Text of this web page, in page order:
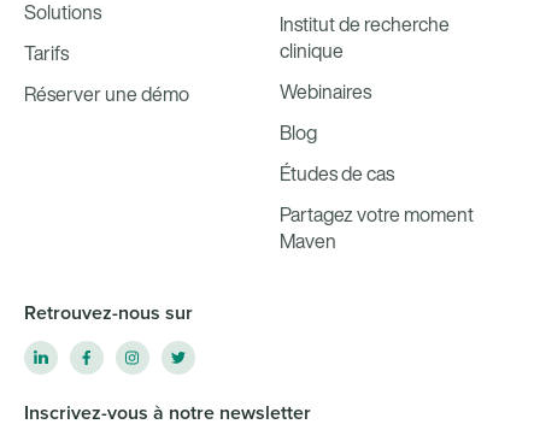
Solutions
Tarifs
Réserver une démo
Institut de recherche
clinique
Webinaires
Blog
Études de cas
Partagez votre moment
Maven
Retrouvez-nous sur
Inscrivez-vous à notre newsletter